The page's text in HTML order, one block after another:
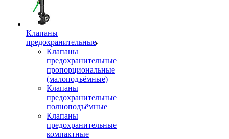
Клапаны
предохранительные
Клапаны
предохранительные
пропорциональные
(малоподъёмные)
Клапаны
предохранительные
полноподъёмные
Клапаны
предохранительные
компактные